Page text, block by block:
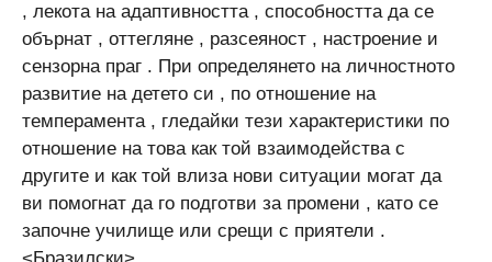
, лекота на адаптивността , способността да се
обърнат , оттегляне , разсеяност , настроение и
сензорна праг . При определянето на личностното
развитие на детето си , по отношение на
темперамента , гледайки тези характеристики по
отношение на това как той взаимодейства с
другите и как той влиза нови ситуации могат да
ви помогнат да го подготви за промени , като се
започне училище или срещи с приятели .